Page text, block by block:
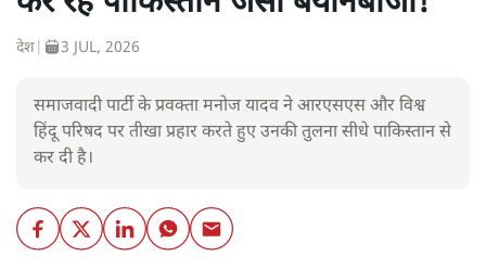
देश 3 JUL, 2026
समाजवादी पार्टी के प्रवक्ता मनोज यादव ने आरएसएस और विश्व
हिंदू परिषद पर तीखा प्रहार करते हुए उनकी तुलना सीधे पाकिस्तान से
कर दी है।